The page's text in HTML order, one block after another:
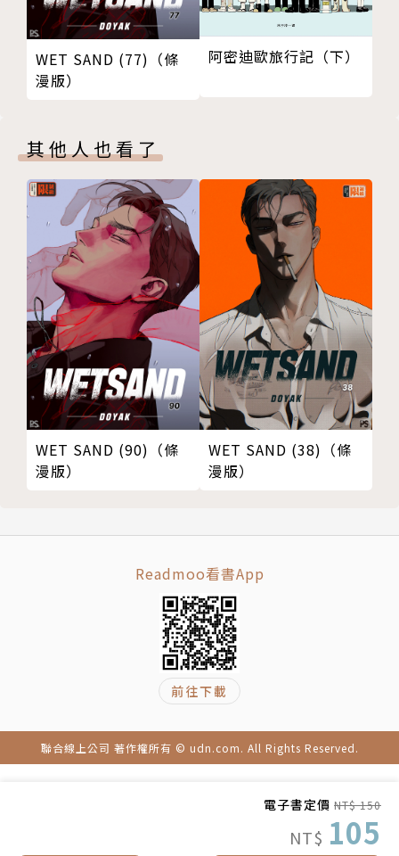
電子書定價 NT$ 150
NT$ 105
WET SAND (77)（條
漫版）
阿密迪歐旅行記（下）
其他人也看了
WET SAND (90)（條
漫版）
WET SAND (38)（條
漫版）
Readmoo看書App
前往下載
聯合線上公司 著作權所有 © udn.com. All Rights Reserved.